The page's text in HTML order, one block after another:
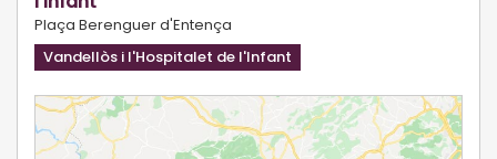
Plaça Berenguer d'Entença
Vandellòs i l'Hospitalet de l'Infant